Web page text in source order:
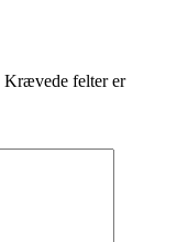
Krævede felter er